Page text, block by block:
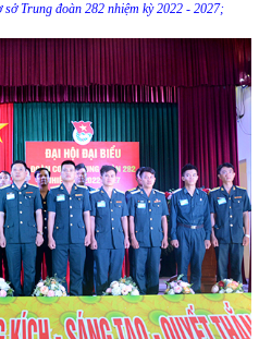
Trung đoàn 282 nhiệm kỳ 2022 - 2027;